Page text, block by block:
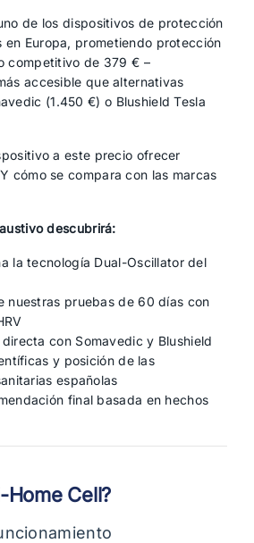
de los dispositivos de protección
en Europa, prometiendo protección
competitivo de 379 € –
accesible que alternativas
(1.450 €) o Blushield Tesla
a este precio ofrecer
cómo se compara con las marcas
descubrirá:
la tecnología Dual-Oscillator del
nuestras pruebas de 60 días con
con Somavedic y Blushield
y posición de las
españolas
final basada en hechos
Home Cell?